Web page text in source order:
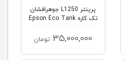
پرینتر L1250 جوهرافشان
تک کاره Epson Eco Tank
35,000,000 تومان